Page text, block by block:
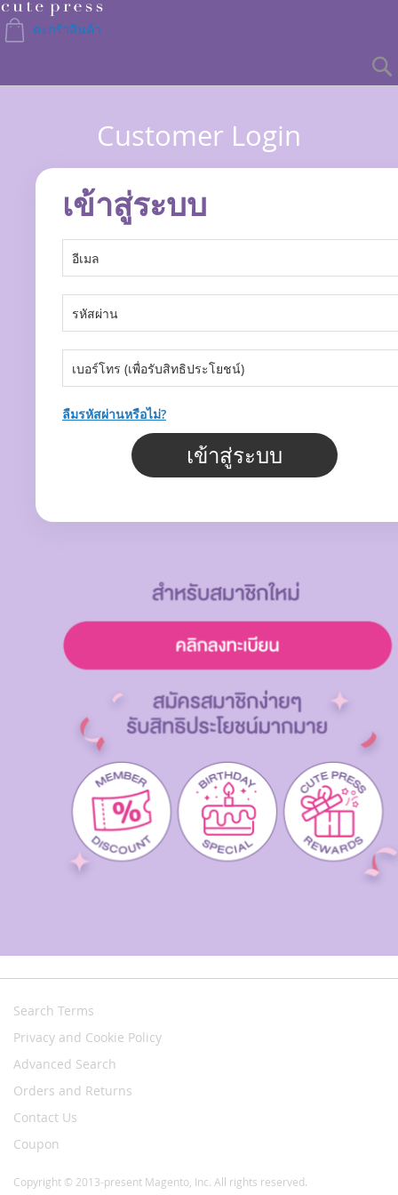
Skip
to
Content
ตะกร้าสินค้า
Customer Login
เข้าสู่ระบบ
ลืมรหัสผ่านหรือไม่?
เข้าสู่ระบบ
Search Terms
Privacy and Cookie Policy
Advanced Search
Orders and Returns
Contact Us
Coupon
Copyright © 2013-present Magento, Inc. All rights reserved.